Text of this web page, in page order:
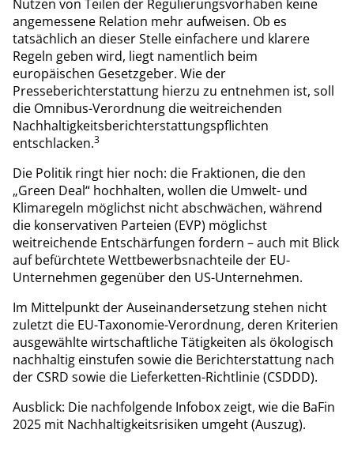
Nutzen von Teilen der Regulierungsvorhaben keine
angemessene Relation mehr aufweisen. Ob es
tatsächlich an dieser Stelle einfachere und klarere
Regeln geben wird, liegt namentlich beim
europäischen Gesetzgeber. Wie der
Presseberichterstattung hierzu zu entnehmen ist, soll
die Omnibus-Verordnung die weitreichenden
Nachhaltigkeitsberichterstattungspflichten
entschlacken.3
Die Politik ringt hier noch: die Fraktionen, die den
„Green Deal“ hochhalten, wollen die Umwelt- und
Klimaregeln möglichst nicht abschwächen, während
die konservativen Parteien (EVP) möglichst
weitreichende Entschärfungen fordern – auch mit Blick
auf befürchtete Wettbewerbsnachteile der EU-
Unternehmen gegenüber den US-Unternehmen.
Im Mittelpunkt der Auseinandersetzung stehen nicht
zuletzt die EU-Taxonomie-Verordnung, deren Kriterien
ausgewählte wirtschaftliche Tätigkeiten als ökologisch
nachhaltig einstufen sowie die Berichterstattung nach
der CSRD sowie die Lieferketten-Richtlinie (CSDDD).
Ausblick: Die nachfolgende Infobox zeigt, wie die BaFin
2025 mit Nachhaltigkeitsrisiken umgeht (Auszug).